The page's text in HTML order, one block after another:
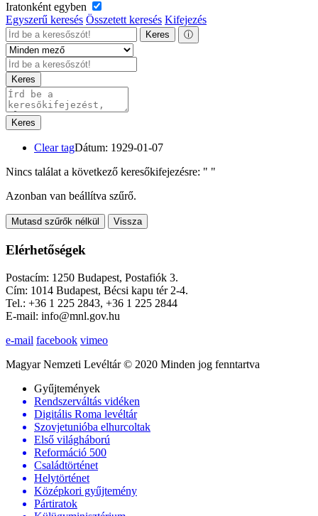
Iratonként egyben
Egyszerű keresés Összetett keresés Kifejezés
Keres ⓘ
Keres
Keres
Clear tagDátum: 1929-01-07
Nincs találat a következő keresőkifejezésre: " "
Azonban van beállítva szűrő.
Mutasd szűrők nélkül Vissza
Elérhetőségek
Postacím: 1250 Budapest, Postafiók 3.
Cím: 1014 Budapest, Bécsi kapu tér 2-4.
Tel.: +36 1 225 2843, +36 1 225 2844
E-mail: info@mnl.gov.hu
e-mail facebook vimeo
Magyar Nemzeti Levéltár © 2020 Minden jog fenntartva
Gyűjtemények
Rendszerváltás vidéken
Digitális Roma levéltár
Szovjetunióba elhurcoltak
Első világháború
Reformáció 500
Családtörténet
Helytörténet
Középkori gyűjtemény
Pártiratok